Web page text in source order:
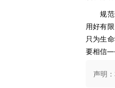
规范使
用好有
只为生
要相信
声明